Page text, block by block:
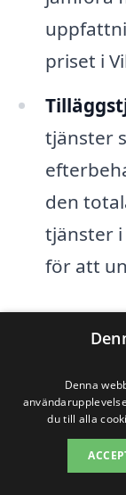
priset i
tjänster
den
tjänster
för att
en tydlig
det
bästa.
Denna
du till alla